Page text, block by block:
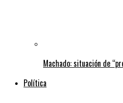
Machado: situación de
Política